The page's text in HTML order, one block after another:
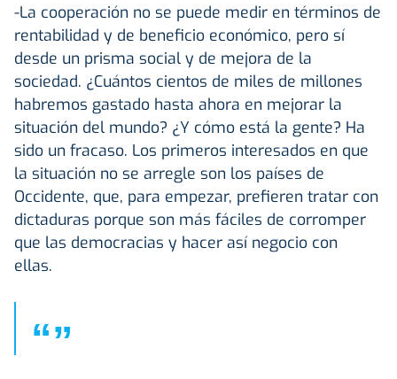
-La cooperación no se puede medir en términos de
rentabilidad y de beneficio económico, pero sí
desde un prisma social y de mejora de la
sociedad. ¿Cuántos cientos de miles de millones
habremos gastado hasta ahora en mejorar la
situación del mundo? ¿Y cómo está la gente? Ha
sido un fracaso. Los primeros interesados en que
la situación no se arregle son los países de
Occidente, que, para empezar, prefieren tratar con
dictaduras porque son más fáciles de corromper
que las democracias y hacer así negocio con
ellas.
“”